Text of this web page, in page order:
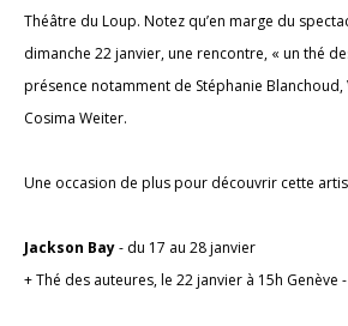
Théâtre du Loup. Notez qu’en marge du
dimanche 22 janvier, une rencontre, « un thé
présence notamment de Stéphanie
Cosima Weiter.
Une occasion de plus pour découvrir cette
Jackson Bay- du 17 au 28 janvier
+ Thé des auteures, le 22 janvier à 15h Genève